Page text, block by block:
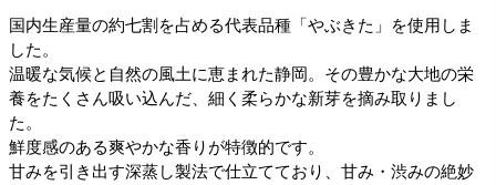
国内生産量の約七割を占める代表品種「やぶきた」を使用しま
した。
温暖な気候と自然の風土に恵まれた静岡。その豊かな大地の栄
養をたくさん吸い込んだ、細く柔らかな新芽を摘み取りまし
た。
鮮度感のある爽やかな香りが特徴的です。
甘みを引き出す深蒸し製法で仕立てており、甘み・渋みの絶妙